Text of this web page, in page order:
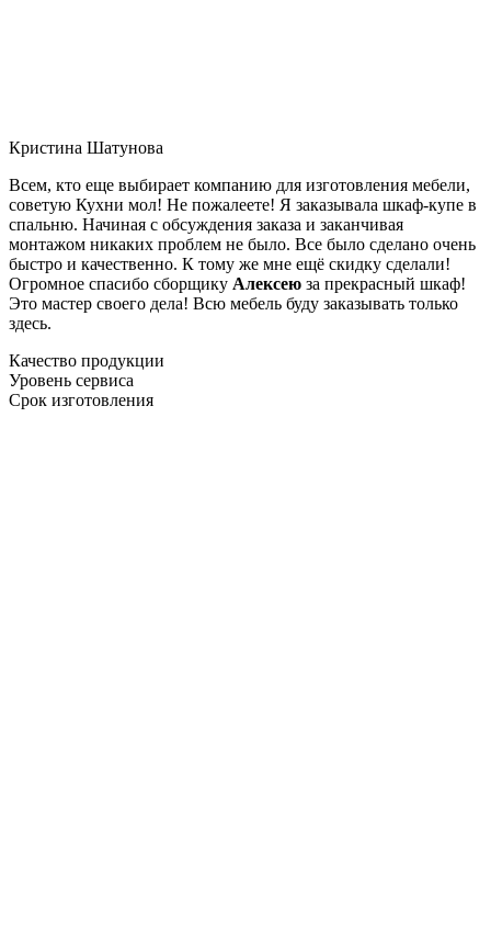
Кристина Шатунова
Всем, кто еще выбирает компанию для изготовления мебели,
советую Кухни мол! Не пожалеете! Я заказывала шкаф-купе в
спальню. Начиная с обсуждения заказа и заканчивая
монтажом никаких проблем не было. Все было сделано очень
быстро и качественно. К тому же мне ещё скидку сделали!
Огромное спасибо сборщику Алексею за прекрасный шкаф!
Это мастер своего дела! Всю мебель буду заказывать только
здесь.
Качество продукции
Уровень сервиса
Срок изготовления